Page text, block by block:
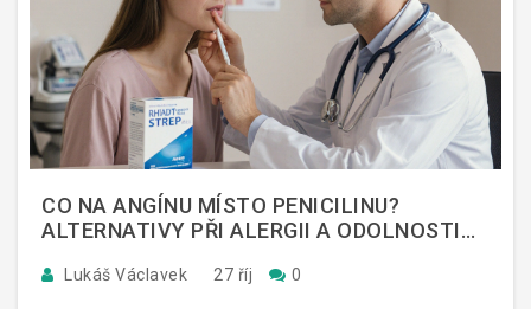
CO NA ANGÍNU MÍSTO PENICILINU?
ALTERNATIVY PŘI ALERGII A ODOLNOSTI
Lukáš Václavek 27 říj 0